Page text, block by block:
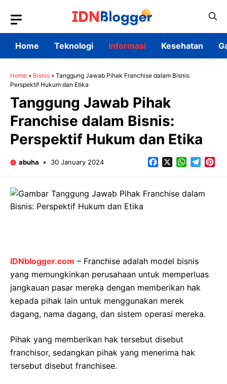
content
Home
Teknologi Informasi Kesehatan
Home » Bisnis » Tanggung Jawab Pihak Franchise dalam Bisnis:
Perspektif Hukum dan Etika
Tanggung Jawab Pihak
Franchise dalam Bisnis:
Perspektif Hukum dan Etika
abuha 30 January 2024 FacebookWhatsApp
IDNblogger.com – Franchise adalah model bisnis
yang memungkinkan perusahaan untuk memperluas
jangkauan pasar mereka dengan memberikan hak
kepada pihak lain untuk menggunakan merek
dagang, nama dagang, dan sistem operasi mereka.
Pihak yang memberikan hak tersebut disebut
franchisor, sedangkan pihak yang menerima hak
tersebut disebut franchisee.